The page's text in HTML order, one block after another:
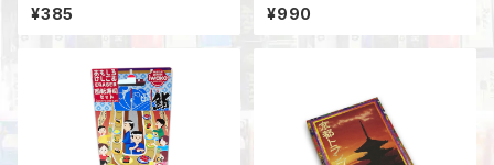
¥385 ¥990